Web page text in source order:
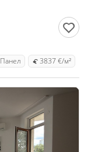
Панел 3837 €/м²